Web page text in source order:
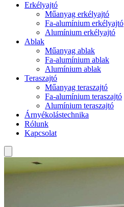
Erkélyajtó
Műanyag erkélyajtó
Fa-alumínium erkélyajtó
Alumínium erkélyajtó
Ablak
Műanyag ablak
Fa-alumínium ablak
Alumínium ablak
Teraszajtó
Műanyag teraszajtó
Fa-alumínium teraszajtó
Alumínium teraszajtó
Árnyékolástechnika
Rólunk
Kapcsolat